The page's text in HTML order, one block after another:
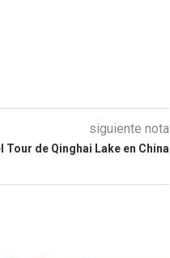
siguiente nota
Tour de Qinghai Lake en China